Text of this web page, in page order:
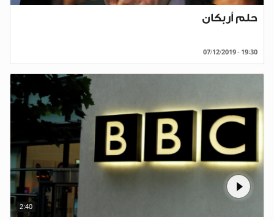
حلم أربكان
07/12/2019 - 19:30
2:40